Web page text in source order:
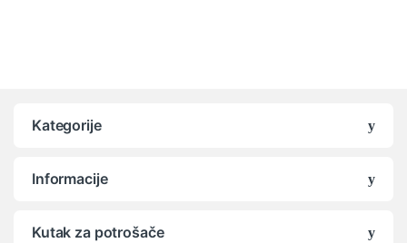
Kategorije
Informacije
Kutak za potrošače